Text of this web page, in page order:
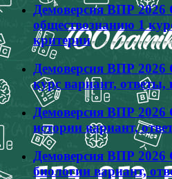
Демоверсия ВПР
обществознанию 1
критерии
Демоверсия ВПР
курс вариант, ответы,
Демоверсия ВПР
истории вариант,
Демоверсия ВПР
биологии вариант,